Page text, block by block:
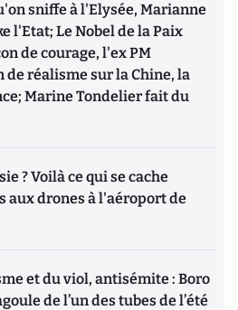
sniffe à l'Elysée, Marianne
l'Etat; Le Nobel de la Paix
de courage, l'ex PM
réalisme sur la Chine, la
Marine Tondelier fait du
? Voilà ce qui se cache
aux drones à l'aéroport de
et du viol, antisémite : Boro
de l’un des tubes de l’été